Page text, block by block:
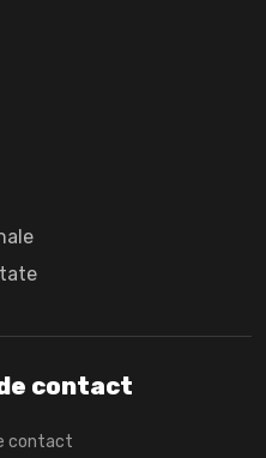
contact
contact